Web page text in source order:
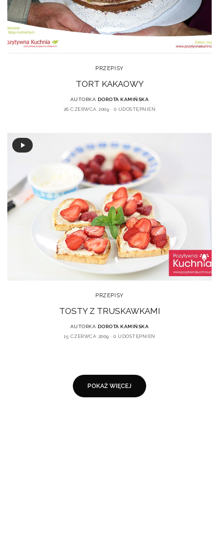
PRZEPISY
TORT KAKAOWY
AUTORKA DOROTA KAMIŃSKA
26 CZERWCA 2009
0 UDOSTĘPNIEŃ
PRZEPISY
TOSTY Z TRUSKAWKAMI
AUTORKA DOROTA KAMIŃSKA
15 CZERWCA 2009
0 UDOSTĘPNIEŃ
POKAŻ WIĘCEJ